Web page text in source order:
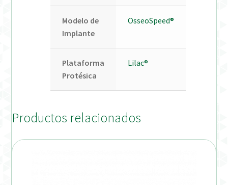
Modelo de
Implante
OsseoSpeed®
Plataforma
Protésica
Lilac®
Productos relacionados